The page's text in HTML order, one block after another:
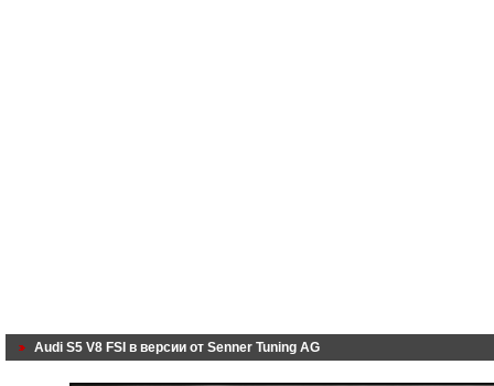
Audi S5 V8 FSI в версии от Senner Tuning AG